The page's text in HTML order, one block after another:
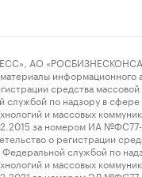
АО
информационного
средства
службой по надзору в сфере
и массовых
за номером ИА
о регистрации
службой по
и массовых